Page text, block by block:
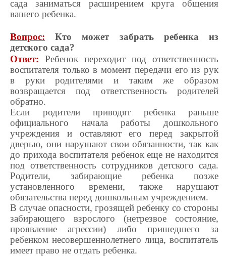
сада заниматься расширением круга общения
вашего ребенка.
Вопрос:
Кто может забрать ребенка из
детского сада?
Ответ: Ребенок переходит под ответственность
воспитателя только в момент передачи его из рук
в руки родителями и таким же образом
возвращается под ответственность родителей
обратно.
Если родители приводят ребенка раньше
официального начала работы дошкольного
учреждения и оставляют его перед закрытой
дверью, они нарушают свои обязанности, так как
до прихода воспитателя ребенок еще не находится
под ответственность сотрудников детского сада.
Родители, забирающие ребенка позже
установленного времени, также нарушают
обязательства перед дошкольным учреждением.
В случае опасности, грозящей ребенку со стороны
забирающего взрослого (нетрезвое состояние,
проявление агрессии) либо пришедшего за
ребенком несовершеннолетнего лица, воспитатель
имеет право не отдать ребенка.